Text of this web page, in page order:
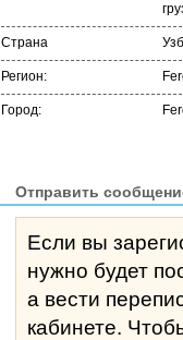
Страна
Регион:
Город:
Отправить
Если вы
нужно будет
а вести